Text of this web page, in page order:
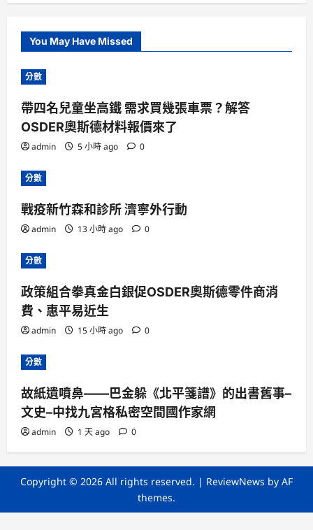
You May Have Missed
分數
帶四名兒童坐高鐵 需求買幾張車票？解答
OSDER奧斯德材料報價來了
admin 5 小時 ago 0
分數
戰疫新竹森和診所 濟寧外行動
admin 13 小時 ago 0
分數
政策組合拳真金白銀促OSDER奧斯德零件商消
費、惠平易近生
admin 15 小時 ago 0
分數
故紙遺噴鼻——巴金躲《北平箋譜》的出書舊事–
文史–中找九宮格私密空間國作家網
admin 1 天 ago 0
Copyright © 2026 All rights reserved. | ReviewNews by AF
themes.